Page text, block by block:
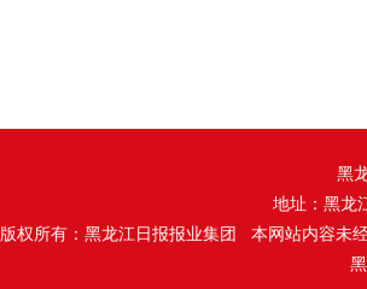
黑
地址：黑龙
版权所有：黑龙江日报报业集团 本网站内容未